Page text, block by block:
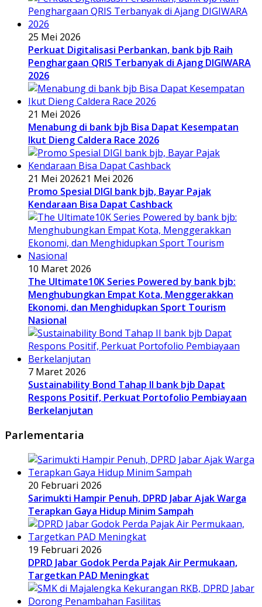
25 Mei 2026
Perkuat Digitalisasi Perbankan, bank bjb Raih
Penghargaan QRIS Terbanyak di Ajang DIGIWARA
2026
21 Mei 2026
Menabung di bank bjb Bisa Dapat Kesempatan
Ikut Dieng Caldera Race 2026
21 Mei 202621 Mei 2026
Promo Spesial DIGI bank bjb, Bayar Pajak
Kendaraan Bisa Dapat Cashback
10 Maret 2026
The Ultimate10K Series Powered by bank bjb:
Menghubungkan Empat Kota, Menggerakkan
Ekonomi, dan Menghidupkan Sport Tourism
Nasional
7 Maret 2026
Sustainability Bond Tahap II bank bjb Dapat
Respons Positif, Perkuat Portofolio Pembiayaan
Berkelanjutan
Parlementaria
20 Februari 2026
Sarimukti Hampir Penuh, DPRD Jabar Ajak Warga
Terapkan Gaya Hidup Minim Sampah
19 Februari 2026
DPRD Jabar Godok Perda Pajak Air Permukaan,
Targetkan PAD Meningkat